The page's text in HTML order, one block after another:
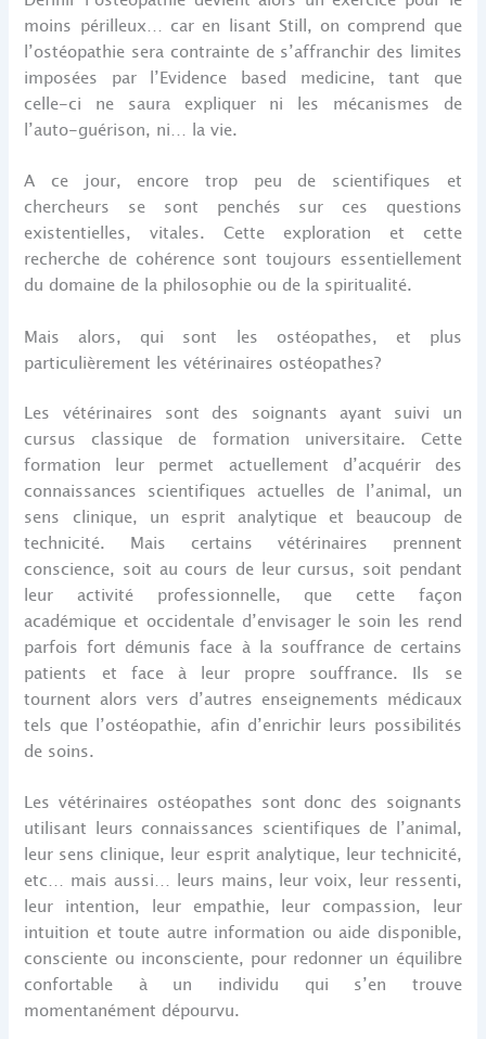
moins périlleux… car en lisant Still, on comprend que
l’ostéopathie sera contrainte de s’affranchir des limites
imposées par l’Evidence based medicine, tant que
celle-ci ne saura expliquer ni les mécanismes de
l’auto-guérison, ni… la vie.
A ce jour, encore trop peu de scientifiques et
chercheurs se sont penchés sur ces questions
existentielles, vitales. Cette exploration et cette
recherche de cohérence sont toujours essentiellement
du domaine de la philosophie ou de la spiritualité.
Mais alors, qui sont les ostéopathes, et plus
particulièrement les vétérinaires ostéopathes?
Les vétérinaires sont des soignants ayant suivi un
cursus classique de formation universitaire. Cette
formation leur permet actuellement d’acquérir des
connaissances scientifiques actuelles de l’animal, un
sens clinique, un esprit analytique et beaucoup de
technicité. Mais certains vétérinaires prennent
conscience, soit au cours de leur cursus, soit pendant
leur activité professionnelle, que cette façon
académique et occidentale d’envisager le soin les rend
parfois fort démunis face à la souffrance de certains
patients et face à leur propre souffrance. Ils se
tournent alors vers d’autres enseignements médicaux
tels que l’ostéopathie, afin d’enrichir leurs possibilités
de soins.
Les vétérinaires ostéopathes sont donc des soignants
utilisant leurs connaissances scientifiques de l’animal,
leur sens clinique, leur esprit analytique, leur technicité,
etc… mais aussi… leurs mains, leur voix, leur ressenti,
leur intention, leur empathie, leur compassion, leur
intuition et toute autre information ou aide disponible,
consciente ou inconsciente, pour redonner un équilibre
confortable à un individu qui s’en trouve
momentanément dépourvu.